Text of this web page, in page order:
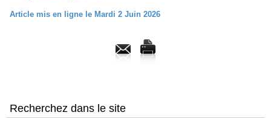
Article mis en ligne le Mardi 2 Juin 2026
Recherchez dans le site